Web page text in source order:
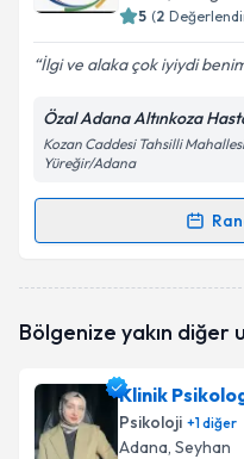
bilgilendireceğiz.
E-posta Adresiniz
Kişisel
Metni'ni okudum
kapsamda
5 (2
İlgi ve alaka çok iyiydi
Özal Adana Altınkoza
Kozan Caddesi Tahsilli
Yüreğir/Adana
Randevu
oluşturun. Size bu
E-posta Adresiniz
Bölgenize yakın diğer
Klinik
Psikoloji +1diğer
Adana, Seyhan